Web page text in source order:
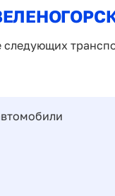
следующих